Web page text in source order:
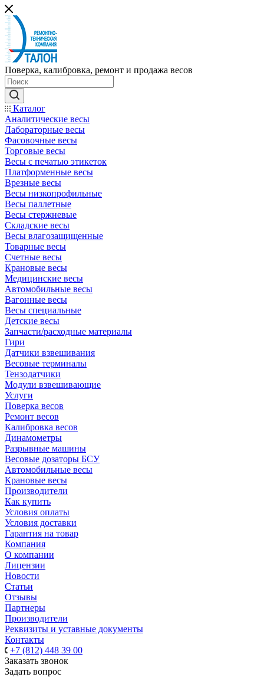
Поверка, калибровка, ремонт и продажа весов
Каталог
Аналитические весы
Лабораторные весы
Фасовочные весы
Торговые весы
Весы с печатью этикеток
Платформенные весы
Врезные весы
Весы низкопрофильные
Весы паллетные
Весы стержневые
Складские весы
Весы влагозащищенные
Товарные весы
Счетные весы
Крановые весы
Медицинские весы
Автомобильные весы
Вагонные весы
Весы специальные
Детские весы
Запчасти/расходные материалы
Гири
Датчики взвешивания
Весовые терминалы
Тензодатчики
Модули взвешивающие
Услуги
Поверка весов
Ремонт весов
Калибровка весов
Динамометры
Разрывные машины
Весовые дозаторы БСУ
Автомобильные весы
Крановые весы
Производители
Как купить
Условия оплаты
Условия доставки
Гарантия на товар
Компания
О компании
Лицензии
Новости
Статьи
Отзывы
Партнеры
Производители
Реквизиты и уставные документы
Контакты
+7 (812) 448 39 00
Заказать звонок
Задать вопрос